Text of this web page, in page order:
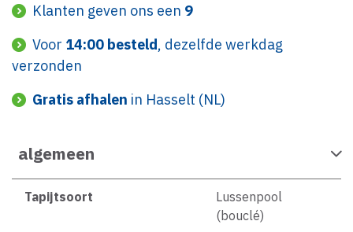
Klanten geven ons een 9
Voor 14:00 besteld, dezelfde werkdag
verzonden
Gratis afhalen in Hasselt (NL)
algemeen
Tapijtsoort
Lussenpool
(bouclé)